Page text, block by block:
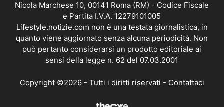
Nicola Marchese 10, 00141 Roma (RM) - Codice Fiscale
e Partita I.V.A. 12279101005
Lifestyle.notizie.com non è una testata giornalistica, in
quanto viene aggiornato senza alcuna periodicità. Non
può pertanto considerarsi un prodotto editoriale ai
sensi della legge n. 62 del 07.03.2001
Copyright ©2026 - Tutti i diritti riservati - Contattaci